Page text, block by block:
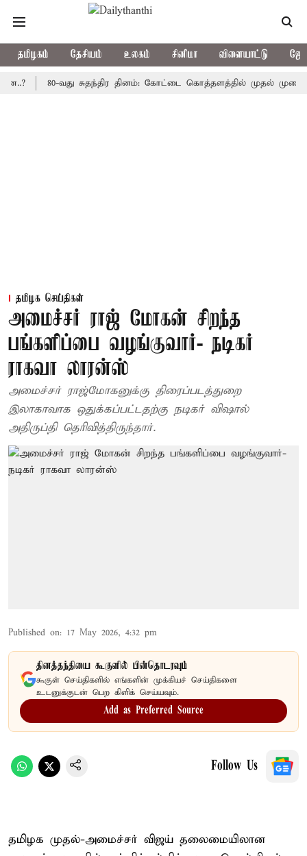
தமிழகம் தேசியம் உலகம் சினிமா விளையாட்டு
80-வது சுதந்திர தினம்: கோட்டை கொத்தளத்தில் முதல் முறையாக
தமிழக செய்திகள்
அமைச்சர் ராஜ் மோகன் சிறந்த
பங்களிப்பை வழங்குவார்- நடிகர்
ராகவா லாரன்ஸ்
அமைச்சர் ராஜ்மோகனுக்கு திரைப்படத்துறை
இலாகாவாக ஒதுக்கப்பட்டதற்கு நடிகர் விஷால்
அதிருப்தி தெரிவித்திருந்தார்.
Published on: 17 May 2026, 4:32 pm
தினத்தந்தியை கூகுளில் பின்தொடரவும்
கூகுள் செய்திகளில் எங்களின் முக்கியச் செய்திகளை
உடனுக்குடன் பெற கிளிக் செய்யவும்.
Add as Preferred Source
Follow Us
தமிழக முதல்-அமைச்சர் விஜய் தலைமையிலான